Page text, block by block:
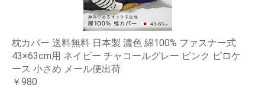
枕カバー 送料無料 日本製 濃色 綿100% ファスナー式
43×63cm用 ネイビー チャコールグレー ピンク ピロケ
ース 小さめ メール便出荷
￥980